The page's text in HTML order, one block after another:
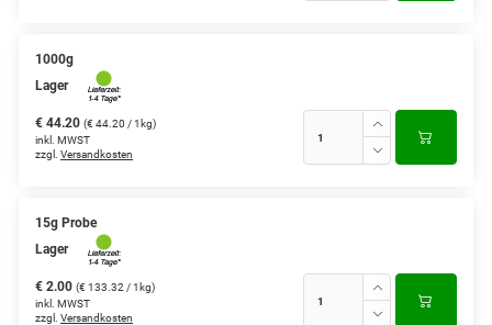
1000g
Lager
€ 44.20 (€ 44.20 / 1kg)
inkl. MWST
zzgl. Versandkosten
15g Probe
Lager
€ 2.00 (€ 133.32 / 1kg)
inkl. MWST
zzgl. Versandkosten